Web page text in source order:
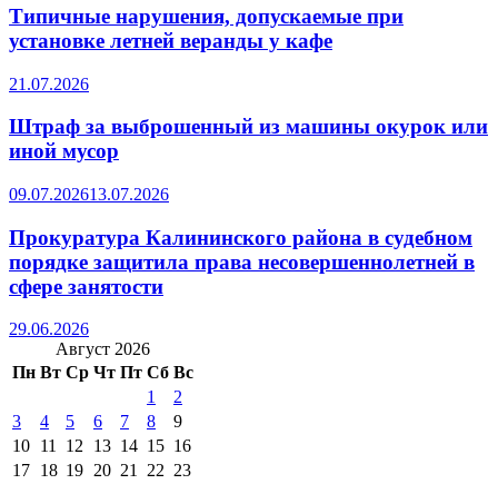
Типичные нарушения, допускаемые при
установке летней веранды у кафе
21.07.2026
Штраф за выброшенный из машины окурок или
иной мусор
09.07.202613.07.2026
Прокуратура Калининского района в судебном
порядке защитила права несовершеннолетней в
сфере занятости
29.06.2026
Август 2026
Пн Вт Ср Чт Пт Сб Вс
1
2
3
4 5 6 7 8
9
10 11 12 13 14 15 16
17 18 19 20 21 22 23